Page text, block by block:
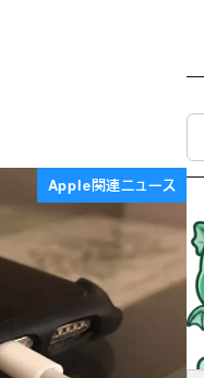
Apple関連ニュース
索